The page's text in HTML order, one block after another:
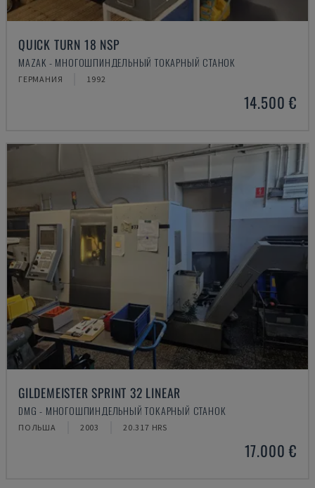
QUICK TURN 18 NSP
MAZAK - МНОГОШПИНДЕЛЬНЫЙ ТОКАРНЫЙ СТАНОК
ГЕРМАНИЯ 1992
14.500 €
GILDEMEISTER SPRINT 32 LINEAR
DMG - МНОГОШПИНДЕЛЬНЫЙ ТОКАРНЫЙ СТАНОК
ПОЛЬША 2003 20.317 HRS
17.000 €